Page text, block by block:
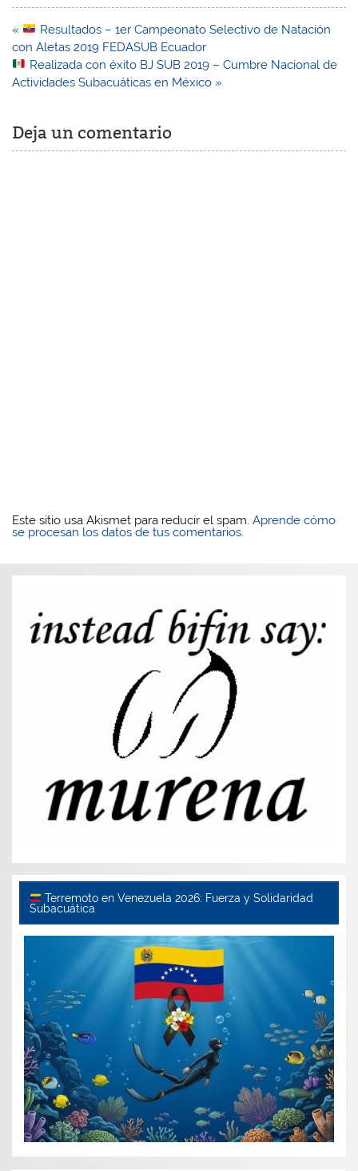
Navegación
de
entradas
«
Resultados – 1er Campeonato Selectivo de Natación
con Aletas 2019 FEDASUB Ecuador
Realizada con éxito BJ SUB 2019 – Cumbre Nacional de
Actividades Subacuáticas en México »
Deja un comentario
Este sitio usa Akismet para reducir el spam.Aprende cómo
se procesan los datos de tus comentarios.
Terremoto en Venezuela 2026: Fuerza y Solidaridad
Subacuática